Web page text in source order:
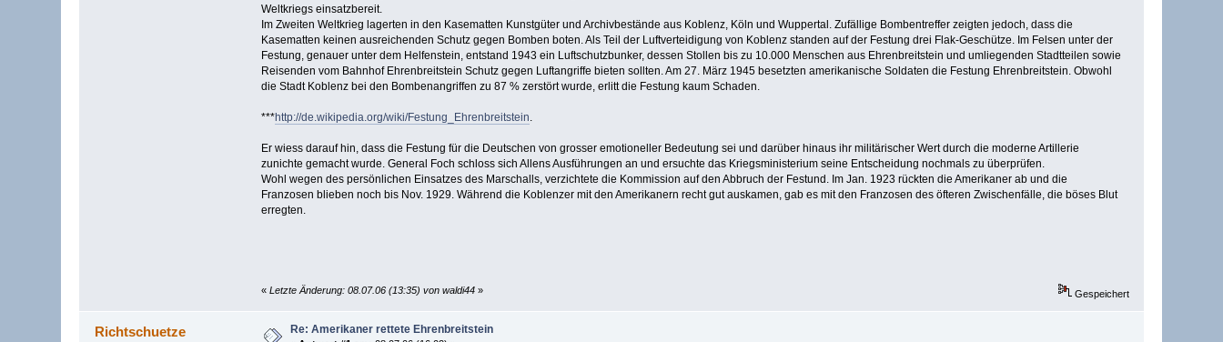
Weltkriegs einsatzbereit.
Im Zweiten Weltkrieg lagerten in den Kasematten Kunstgüter und Archivbestände aus Koblenz, Köln und Wuppertal. Zufällige Bombentreffer zeigten jedoch, dass die
Kasematten keinen ausreichenden Schutz gegen Bomben boten. Als Teil der Luftverteidigung von Koblenz standen auf der Festung drei Flak-Geschütze. Im Felsen unter der
Festung, genauer unter dem Helfenstein, entstand 1943 ein Luftschutzbunker, dessen Stollen bis zu 10.000 Menschen aus Ehrenbreitstein und umliegenden Stadtteilen sowie
Reisenden vom Bahnhof Ehrenbreitstein Schutz gegen Luftangriffe bieten sollten. Am 27. März 1945 besetzten amerikanische Soldaten die Festung Ehrenbreitstein. Obwohl
die Stadt Koblenz bei den Bombenangriffen zu 87 % zerstört wurde, erlitt die Festung kaum Schaden.
***http://de.wikipedia.org/wiki/Festung_Ehrenbreitstein.
Er wiess darauf hin, dass die Festung für die Deutschen von grosser emotioneller Bedeutung sei und darüber hinaus ihr militärischer Wert durch die moderne Artillerie
zunichte gemacht wurde. General Foch schloss sich Allens Ausführungen an und ersuchte das Kriegsministerium seine Entscheidung nochmals zu überprüfen.
Wohl wegen des persönlichen Einsatzes des Marschalls, verzichtete die Kommission auf den Abbruch der Festund. Im Jan. 1923 rückten die Amerikaner ab und die
Franzosen blieben noch bis Nov. 1929. Während die Koblenzer mit den Amerikanern recht gut auskamen, gab es mit den Franzosen des öfteren Zwischenfälle, die böses Blut
erregten.
« Letzte Änderung: 08.07.06 (13:35) von waldi44» Gespeichert
Richtschuetze Re: Amerikaner rettete Ehrenbreitstein